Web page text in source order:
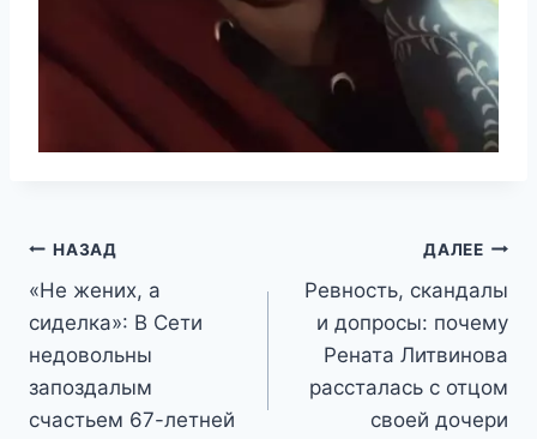
Навигация
по
записям
НАЗАД
«Не жених, а
сиделка»: В Сети
недовольны
запоздалым
счастьем 67-летней
ДАЛЕЕ
Ревность, скандалы
и допросы: почему
Рената Литвинова
рассталась с отцом
своей дочери